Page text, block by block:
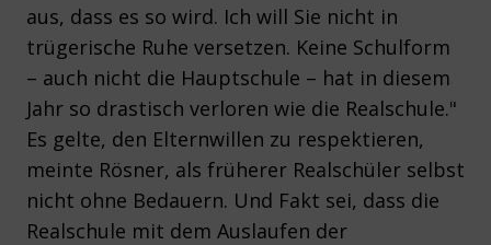
aus, dass es so wird. Ich will Sie nicht in
trügerische Ruhe versetzen. Keine Schulform
– auch nicht die Hauptschule – hat in diesem
Jahr so drastisch verloren wie die Realschule."
Es gelte, den Elternwillen zu respektieren,
meinte Rösner, als früherer Realschüler selbst
nicht ohne Bedauern. Und Fakt sei, dass die
Realschule mit dem Auslaufen der